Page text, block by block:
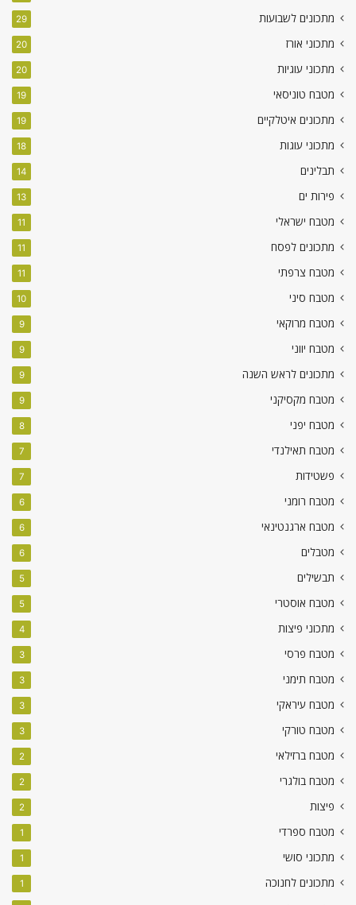
מתכונים לשבועות 29
מתכוני אורז 20
מתכוני עוגיות 20
מטבח טוניסאי 19
מתכונים איטלקיים 19
מתכוני עוגות 18
תבלינים 14
פירות ים 13
מטבח ישראלי 11
מתכונים לפסח 11
מטבח צרפתי 11
מטבח סיני 10
מטבח מרוקאי 9
מטבח יווני 9
מתכונים לראש השנה 9
מטבח מקסיקני 9
מטבח יפני 8
מטבח תאילנדי 7
פשטידות 7
מטבח רומני 6
מטבח ארגנטינאי 6
מטבלים 6
תבשילים 5
מטבח אוסטרי 5
מתכוני פיצות 4
מטבח פרסי 3
מטבח תימני 3
מטבח עיראקי 3
מטבח טורקי 3
מטבח ברזילאי 2
מטבח בולגרי 2
פיצות 2
מטבח ספרדי 1
מתכוני סושי 1
מתכונים לחנוכה 1